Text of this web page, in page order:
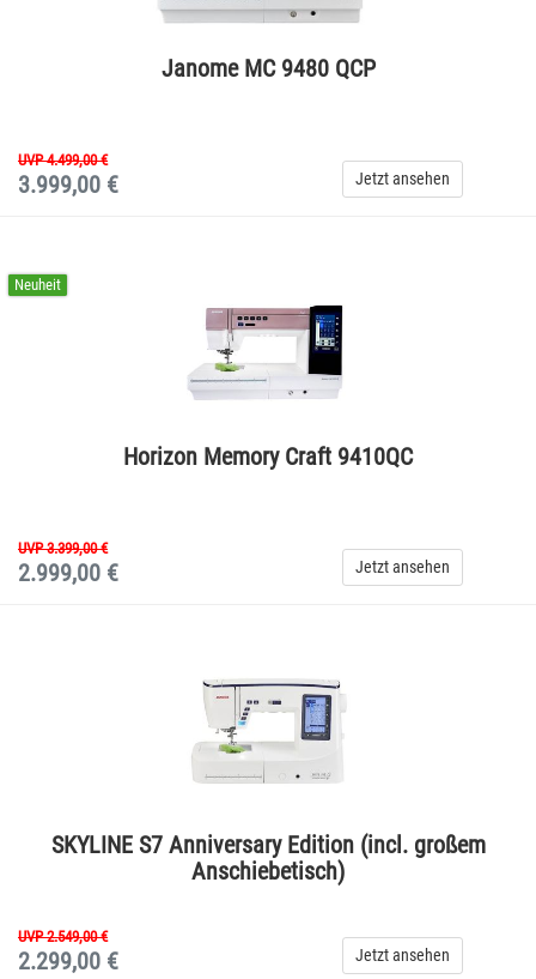
Janome MC 9480 QCP
UVP 4.499,00 €
3.999,00 € Jetzt ansehen
Neuheit
Horizon Memory Craft 9410QC
UVP 3.399,00 €
2.999,00 € Jetzt ansehen
SKYLINE S7 Anniversary Edition (incl. großem
Anschiebetisch)
UVP 2.549,00 €
2.299,00 € Jetzt ansehen